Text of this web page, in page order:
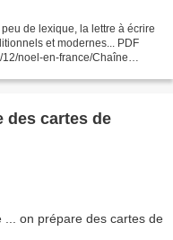
de lexique, la lettre à écrire
et modernes... PDF
noel-en-france/Chaîne
des cartes de